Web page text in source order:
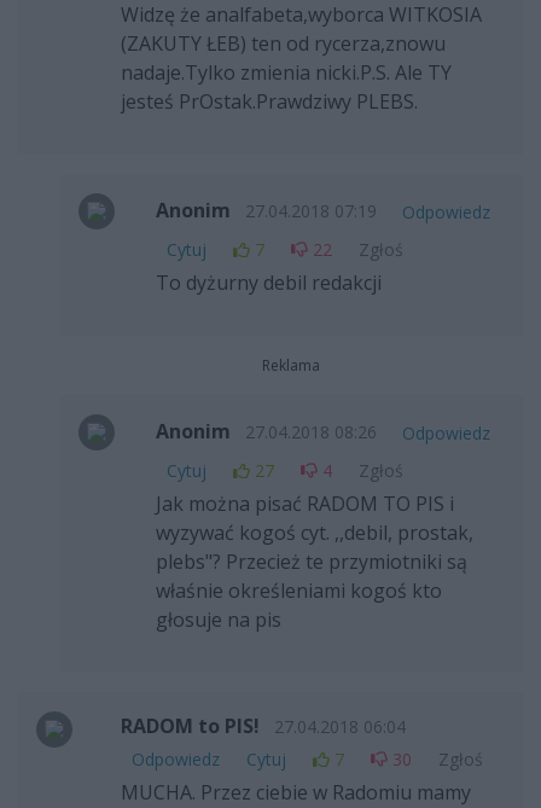
Widzę że analfabeta,wyborca WITKOSIA
(ZAKUTY ŁEB) ten od rycerza,znowu
nadaje.Tylko zmienia nicki.P.S. Ale TY
jesteś PrOstak.Prawdziwy PLEBS.
Anonim 27.04.2018 07:19
Odpowiedz
Cytuj
7 22 Zgłoś
To dyżurny debil redakcji
Reklama
Anonim 27.04.2018 08:26
Odpowiedz
Cytuj
27 4 Zgłoś
Jak można pisać RADOM TO PIS i
wyzywać kogoś cyt. ,,debil, prostak,
plebs"? Przecież te przymiotniki są
właśnie określeniami kogoś kto
głosuje na pis
RADOM to PIS!
27.04.2018 06:04
Odpowiedz
Cytuj 7 30 Zgłoś
MUCHA. Przez ciebie w Radomiu mamy